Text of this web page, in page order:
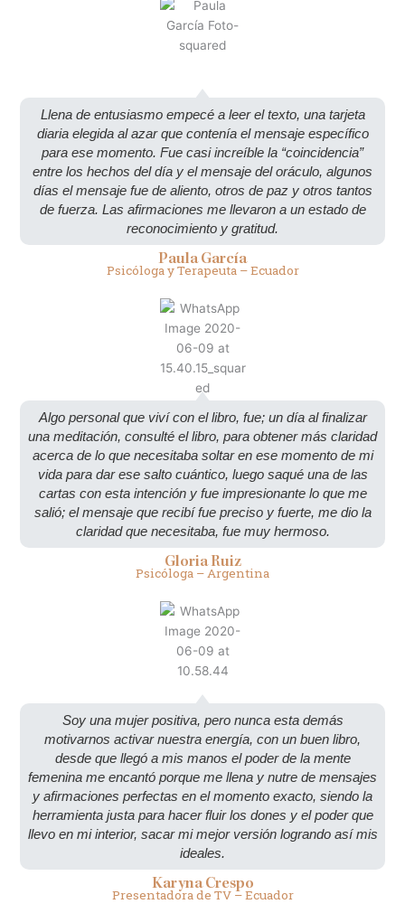
Llena de entusiasmo empecé a leer el texto, una tarjeta
diaria elegida al azar que contenía el mensaje específico
para ese momento. Fue casi increíble la “coincidencia”
entre los hechos del día y el mensaje del oráculo, algunos
días el mensaje fue de aliento, otros de paz y otros tantos
de fuerza. Las afirmaciones me llevaron a un estado de
reconocimiento y gratitud.
Paula García
Psicóloga y Terapeuta – Ecuador
Algo personal que viví con el libro, fue; un día al finalizar
una meditación, consulté el libro, para obtener más claridad
acerca de lo que necesitaba soltar en ese momento de mi
vida para dar ese salto cuántico, luego saqué una de las
cartas con esta intención y fue impresionante lo que me
salió; el mensaje que recibí fue preciso y fuerte, me dio la
claridad que necesitaba, fue muy hermoso.
Gloria Ruiz
Psicóloga – Argentina
Soy una mujer positiva, pero nunca esta demás
motivarnos activar nuestra energía, con un buen libro,
desde que llegó a mis manos el poder de la mente
femenina me encantó porque me llena y nutre de mensajes
y afirmaciones perfectas en el momento exacto, siendo la
herramienta justa para hacer fluir los dones y el poder que
llevo en mi interior, sacar mi mejor versión logrando así mis
ideales.
Karyna Crespo
Presentadora de TV – Ecuador